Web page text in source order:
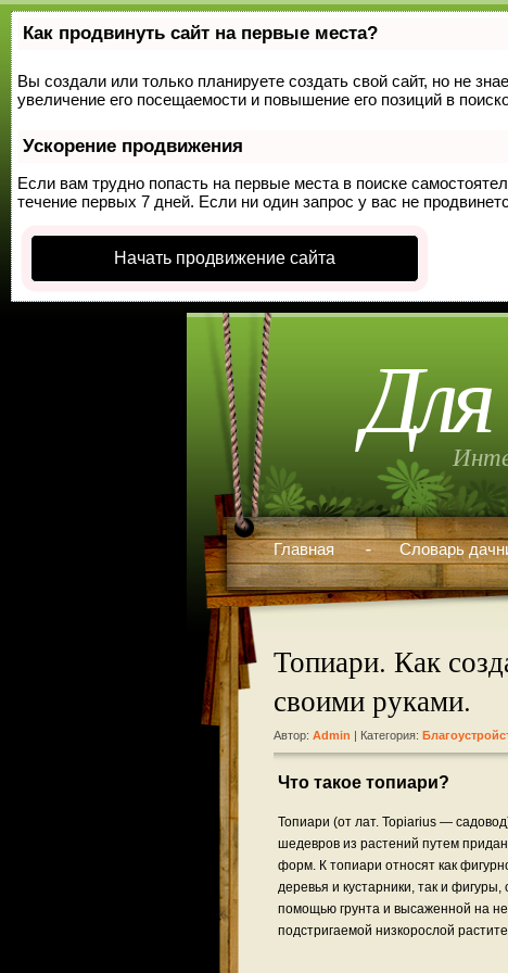
Как продвинуть сайт на первые места?
Вы создали или только планируете создать свой сайт, но не
увеличение его посещаемости и повышение его позиций в
Ускорение продвижения
Если вам трудно попасть на первые места в поиске
течение первых 7 дней. Если ни один запрос у вас не
Начать продвижение сайта
Для
Главная Словарь
Топиари. Как
своими руками.
Автор: Admin | Категория:
Что такое топиари?
Топиари (от лат. Topiarius —
шедевров из растений путем
форм. К топиари относят как
деревья и кустарники, так и фигуры,
помощью грунта и высаженной на
подстригаемой низкорослой